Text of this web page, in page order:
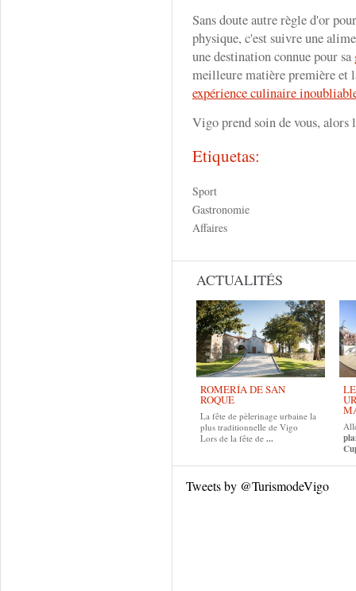
Sans doute autre règle d'or
physique, c'est suivre une
une destination connue pour sa
meilleure matière première et
expérience culinaire
Vigo prend soin de vous, alors
Etiquetas:
Sport
Gastronomie
Affaires
ACTUALITÉS
ROMERÍA DE SAN
ROQUE
La fête de pèlerinage urbaine la
plus traditionnelle de Vigo
Lors de la fête de ...
Tweets by @TurismodeVigo